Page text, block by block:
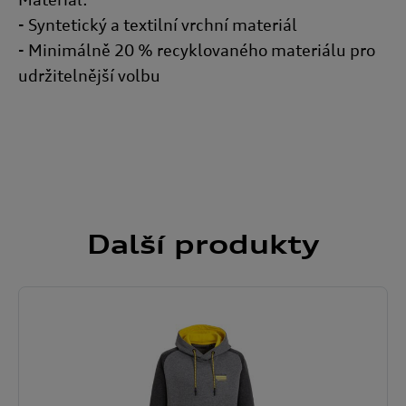
- Syntetický a textilní vrchní materiál
- Minimálně 20 % recyklovaného materiálu pro
udržitelnější volbu
Dalšíprodukty